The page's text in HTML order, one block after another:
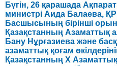
Бүгін, 26 қарашада
министрі Аида Балаева, ҚР
Басшысының бірінші
Қазақстанның Азаматтық
Бану Нұрғазиева және
азаматтық қоғам
Қазақстанның Х